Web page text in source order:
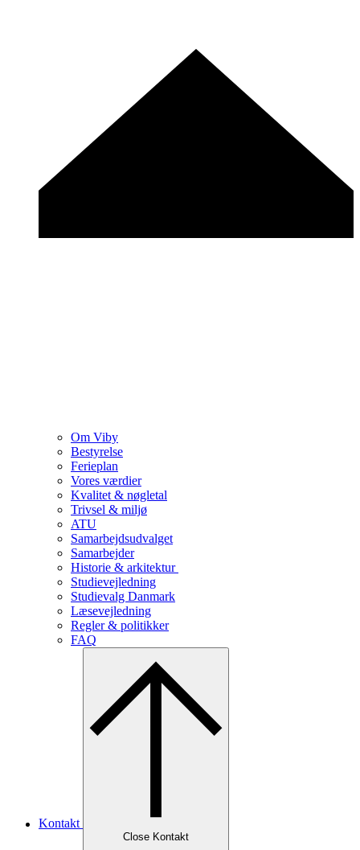
Om Viby
Bestyrelse
Ferieplan
Vores værdier
Kvalitet & nøgletal
Trivsel & miljø
ATU
Samarbejdsudvalget
Samarbejder
Historie & arkitektur
Studievejledning
Studievalg Danmark
Læsevejledning
Regler & politikker
FAQ
Kontakt